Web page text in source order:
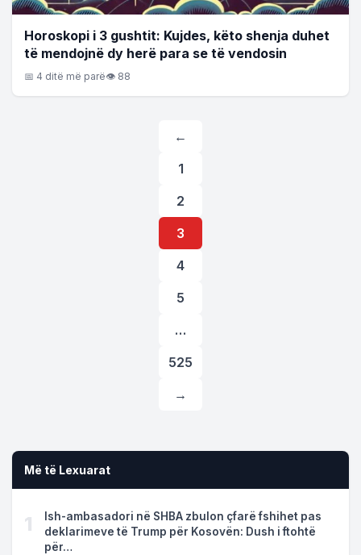
Horoskopi i 3 gushtit: Kujdes, këto shenja duhet
të mendojnë dy herë para se të vendosin
📅 4 ditë më parë👁 88
Posts
pagination
←
1
2
3
4
5
…
525
→
Më të Lexuarat
1
Ish-ambasadori në SHBA zbulon çfarë fshihet pas
deklarimeve të Trump për Kosovën: Dush i ftohtë
për…